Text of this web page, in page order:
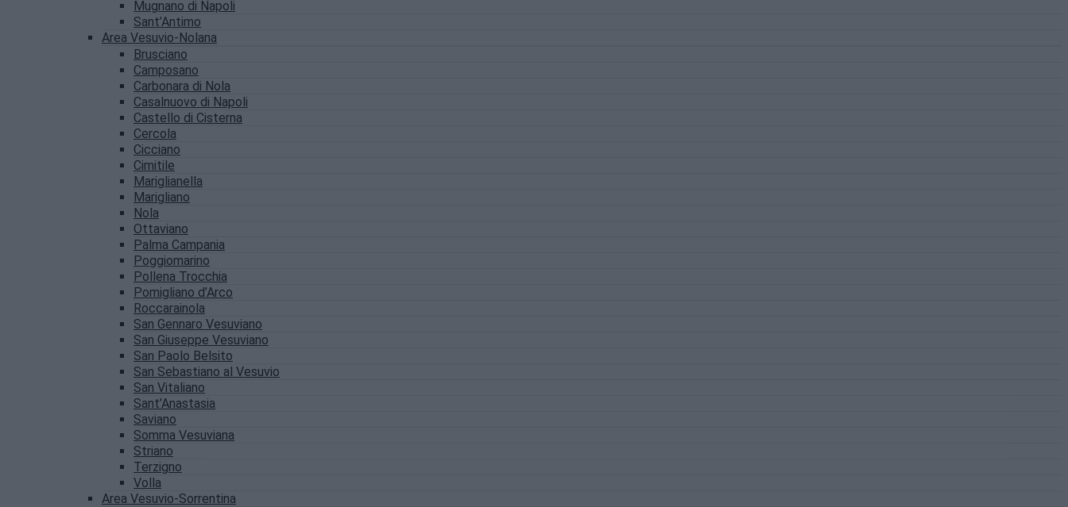
Mugnano di Napoli
Sant’Antimo
Area Vesuvio-Nolana
Brusciano
Camposano
Carbonara di Nola
Casalnuovo di Napoli
Castello di Cisterna
Cercola
Cicciano
Cimitile
Mariglianella
Marigliano
Nola
Ottaviano
Palma Campania
Poggiomarino
Pollena Trocchia
Pomigliano d’Arco
Roccarainola
San Gennaro Vesuviano
San Giuseppe Vesuviano
San Paolo Belsito
San Sebastiano al Vesuvio
San Vitaliano
Sant’Anastasia
Saviano
Somma Vesuviana
Striano
Terzigno
Volla
Area Vesuvio-Sorrentina